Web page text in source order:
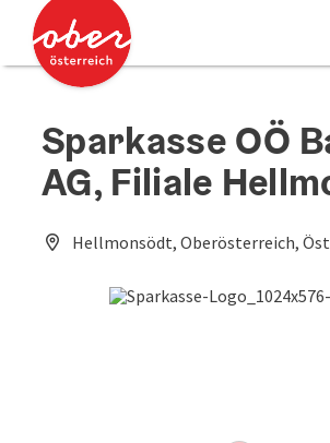
Zum Inhalt
Zum Seitenanfang
Sparkasse OÖ
AG, Filiale
Hellmonsödt, Oberösterreich,